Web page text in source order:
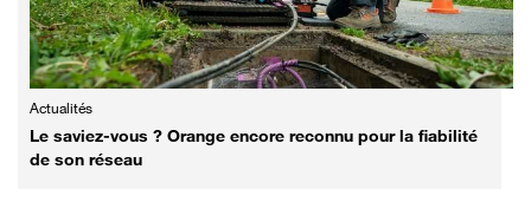
Actualités
Le saviez-vous ? Orange encore reconnu pour la fiabilité
de son réseau